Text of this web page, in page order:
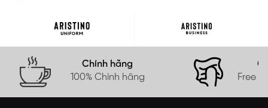
Chính hãng
100% Chính hãng
Free